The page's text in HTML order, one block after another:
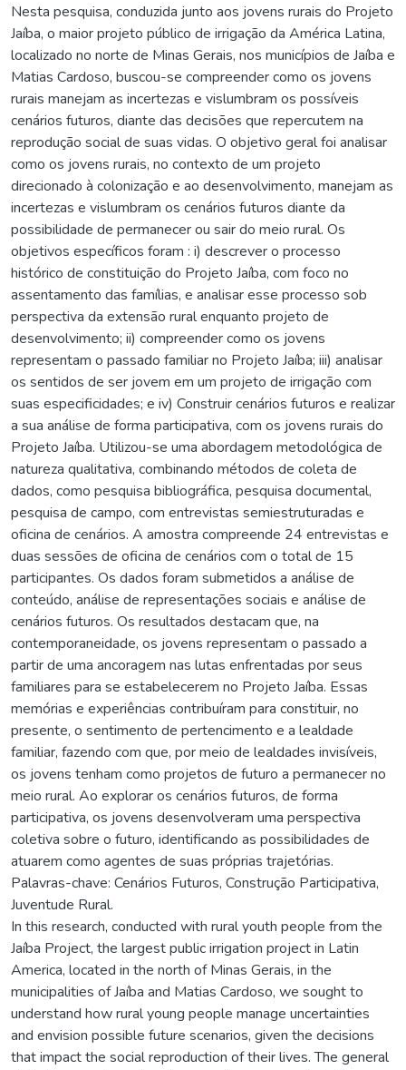
Nesta pesquisa, conduzida junto aos jovens rurais do Projeto
Jaíba, o maior projeto público de irrigação da América Latina,
localizado no norte de Minas Gerais, nos municípios de Jaíba e
Matias Cardoso, buscou-se compreender como os jovens
rurais manejam as incertezas e vislumbram os possíveis
cenários futuros, diante das decisões que repercutem na
reprodução social de suas vidas. O objetivo geral foi analisar
como os jovens rurais, no contexto de um projeto
direcionado à colonização e ao desenvolvimento, manejam as
incertezas e vislumbram os cenários futuros diante da
possibilidade de permanecer ou sair do meio rural. Os
objetivos específicos foram : i) descrever o processo
histórico de constituição do Projeto Jaíba, com foco no
assentamento das famílias, e analisar esse processo sob
perspectiva da extensão rural enquanto projeto de
desenvolvimento; ii) compreender como os jovens
representam o passado familiar no Projeto Jaíba; iii) analisar
os sentidos de ser jovem em um projeto de irrigação com
suas especificidades; e iv) Construir cenários futuros e realizar
a sua análise de forma participativa, com os jovens rurais do
Projeto Jaíba. Utilizou-se uma abordagem metodológica de
natureza qualitativa, combinando métodos de coleta de
dados, como pesquisa bibliográfica, pesquisa documental,
pesquisa de campo, com entrevistas semiestruturadas e
oficina de cenários. A amostra compreende 24 entrevistas e
duas sessões de oficina de cenários com o total de 15
participantes. Os dados foram submetidos a análise de
conteúdo, análise de representações sociais e análise de
cenários futuros. Os resultados destacam que, na
contemporaneidade, os jovens representam o passado a
partir de uma ancoragem nas lutas enfrentadas por seus
familiares para se estabelecerem no Projeto Jaíba. Essas
memórias e experiências contribuíram para constituir, no
presente, o sentimento de pertencimento e a lealdade
familiar, fazendo com que, por meio de lealdades invisíveis,
os jovens tenham como projetos de futuro a permanecer no
meio rural. Ao explorar os cenários futuros, de forma
participativa, os jovens desenvolveram uma perspectiva
coletiva sobre o futuro, identificando as possibilidades de
atuarem como agentes de suas próprias trajetórias.
Palavras-chave: Cenários Futuros, Construção Participativa,
Juventude Rural.
In this research, conducted with rural youth people from the
Jaíba Project, the largest public irrigation project in Latin
America, located in the north of Minas Gerais, in the
municipalities of Jaíba and Matias Cardoso, we sought to
understand how rural young people manage uncertainties
and envision possible future scenarios, given the decisions
that impact the social reproduction of their lives. The general